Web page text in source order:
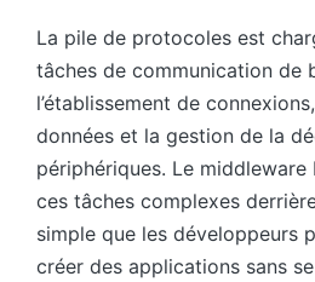
La pile de protocoles est
tâches de communication de
l’établissement de
données et la gestion de la
périphériques. Le middleware
ces tâches complexes
simple que les développeurs
créer des applications sans